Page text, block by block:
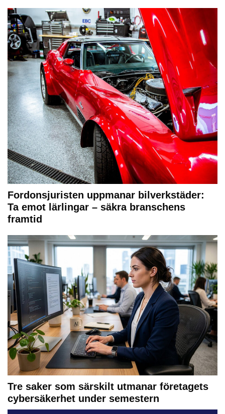
Fordonsjuristen uppmanar bilverkstäder:
Ta emot lärlingar – säkra branschens
framtid
Tre saker som särskilt utmanar företagets
cybersäkerhet under semestern